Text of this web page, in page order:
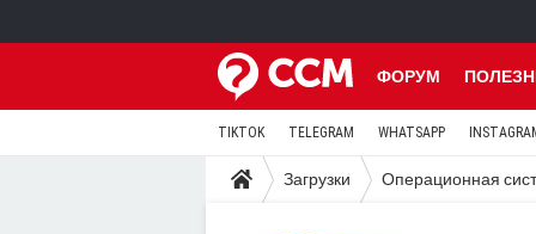
ФОРУМ
TIKTOK TELEGRAM WHATSAPP
Загрузки Операционная